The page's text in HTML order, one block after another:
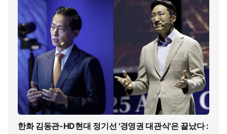
한화 김동관-HD현대 정기선 '경영권 대관식'은 끝났다 :